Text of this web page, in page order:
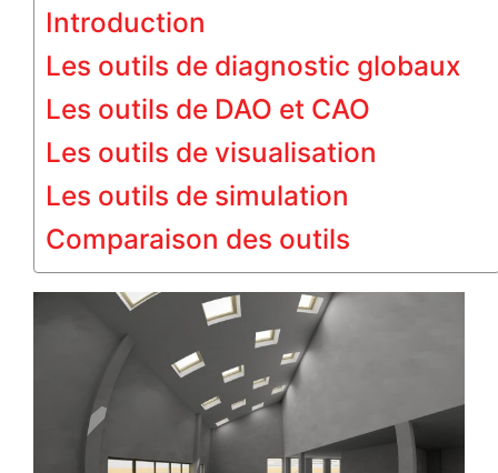
Introduction
Les outils de diagnostic globaux
Les outils de DAO et CAO
Les outils de visualisation
Les outils de simulation
Comparaison des outils